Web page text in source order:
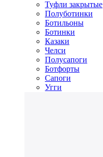
Туфли закрытые
Полуботинки
Ботильоны
Ботинки
Казаки
Челси
Полусапоги
Ботфорты
Сапоги
Угги